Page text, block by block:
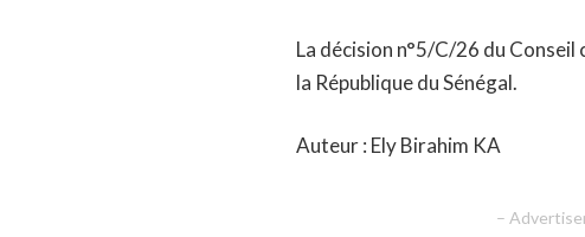
La décision n°5/C/26 du
la République du Sénégal.
Auteur : Ely Birahim KA
–